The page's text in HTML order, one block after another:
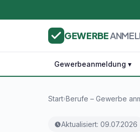
GEWERBE
Gewerbeanmeldung ▾
Start›Berufe – Gewerbe
Aktualisiert: 09.07.2026